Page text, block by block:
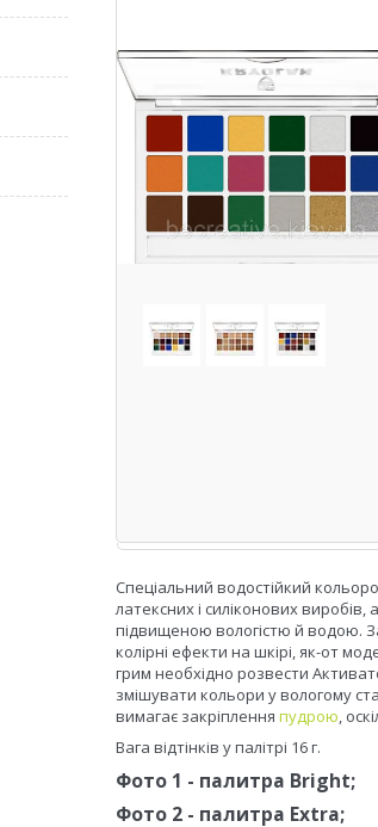
Спеціальний водостійкий
латексних і силіконових
підвищеною вологістю й водою.
колірні ефекти на шкірі, як-от
грим необхідно розвести
змішувати кольори у вологому
вимагає закріплення пудрою,
Вага відтінків у палітрі 16 г.
Фото 1 - палитра Bright;
Фото 2 - палитра Extra;